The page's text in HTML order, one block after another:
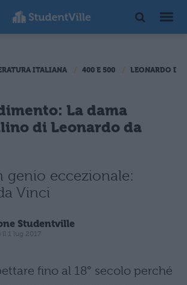
ITALIANA 400 E 500 LEONARDO DA
La dama
di Leonardo da
genio eccezionale:
Vinci
Studentville
il 1 lug 2017
fino al 18° secolo perché